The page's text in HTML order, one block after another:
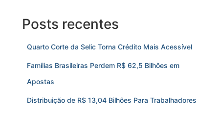
Posts recentes
Quarto Corte da Selic Torna Crédito Mais Acessível
Famílias Brasileiras Perdem R$ 62,5 Bilhões em
Apostas
Distribuição de R$ 13,04 Bilhões Para Trabalhadores